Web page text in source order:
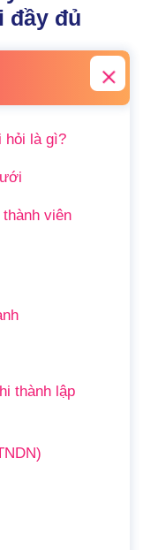
đầy đủ
hỏi là gì?
viên
thành lập